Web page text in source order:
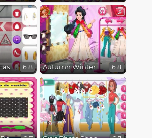
TikTok Street Fashion 6.8 Autumn Winter Fashion Week 6.8